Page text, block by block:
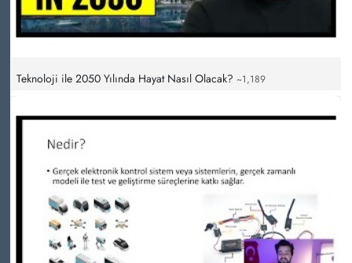
Teknoloji ile 2050 Yılında Hayat Nasıl Olacak? ~1,189